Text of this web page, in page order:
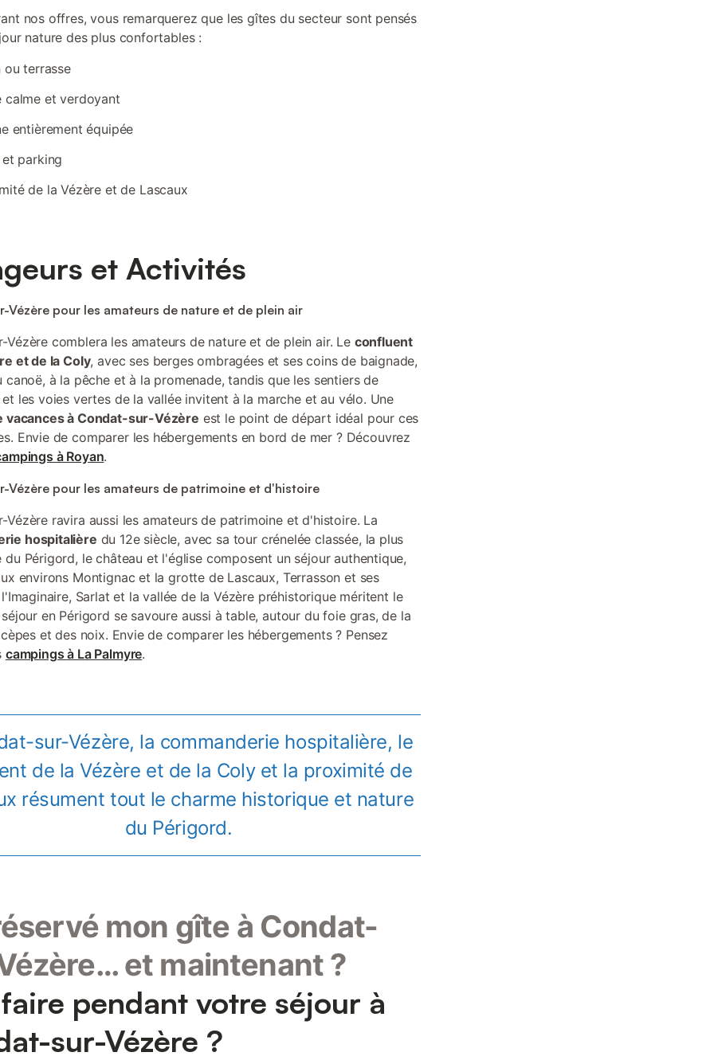
nos offres, vous remarquerez que les gîtes du secteur sont pensés
nature des plus confortables :
ou terrasse
calme et verdoyant
entièrement équipée
parking
de la Vézère et de Lascaux
et Activités
Vézère pour les amateurs de nature et de plein air
Vézère comblera les amateurs de nature et de plein air. Le confluent
et de la Coly, avec ses berges ombragées et ses coins de baignade,
canoë, à la pêche et à la promenade, tandis que les sentiers de
et les voies vertes de la vallée invitent à la marche et au vélo. Une
vacances à Condat-sur-Vézère est le point de départ idéal pour ces
Envie de comparer les hébergements en bord de mer ? Découvrez
à Royan.
Vézère pour les amateurs de patrimoine et d'histoire
Vézère ravira aussi les amateurs de patrimoine et d'histoire. La
hospitalière du 12e siècle, avec sa tour crénelée classée, la plus
Périgord, le château et l'église composent un séjour authentique,
environs Montignac et la grotte de Lascaux, Terrasson et ses
Sarlat et la vallée de la Vézère préhistorique méritent le
en Périgord se savoure aussi à table, autour du foie gras, de la
et des noix. Envie de comparer les hébergements ? Pensez
campings à La Palmyre.
sur-Vézère, la commanderie hospitalière, le
de la Vézère et de la Coly et la proximité de
résument tout le charme historique et nature
du Périgord.
mon gîte à Condat-
et maintenant ?
pendant votre séjour à
sur-Vézère ?